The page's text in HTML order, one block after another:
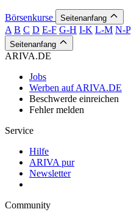
Börsenkurse Seitenanfang
A B C D E-F G-H I-K L-M N-P
Seitenanfang
ARIVA.DE
Jobs
Werben auf ARIVA.DE
Beschwerde einreichen
Fehler melden
Service
Hilfe
ARIVA pur
Newsletter
Community